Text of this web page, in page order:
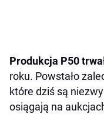
Produkcja P50
roku. Powstało
które dziś są
osiągają na